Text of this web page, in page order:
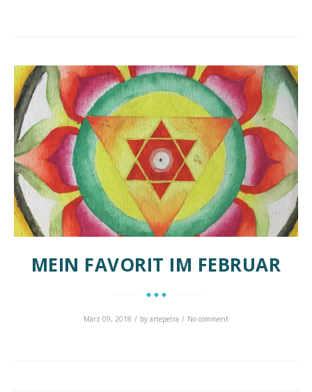
MEIN FAVORIT IM FEBRUAR
März 09, 2018 by artepetra No comment